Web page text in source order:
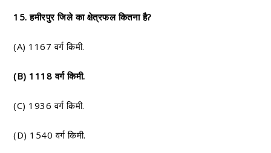
15. हमीरपुर जिले का क्षेत्रफल कितना है?
(A) 1167 वर्ग किमी.
(B) 1118 वर्ग किमी.
(C) 1936 वर्ग किमी.
(D) 1540 वर्ग किमी.